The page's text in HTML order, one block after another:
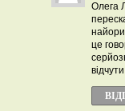
Олега
це